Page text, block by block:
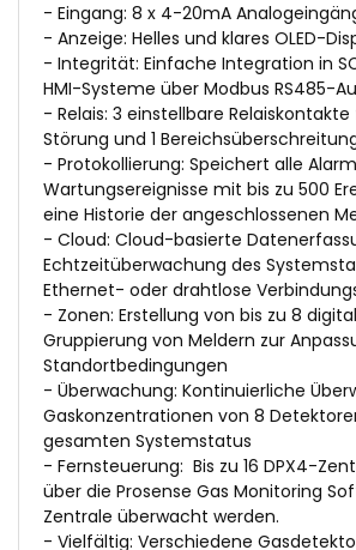
- Eingang: 8 x 4-20mA
- Anzeige: Helles und klares OLED-
- Integrität: Einfache Integration in
HMI-Systeme über Modbus RS485-
- Relais: 3 einstellbare Relaiskontakte
Störung und 1
- Protokollierung: Speichert alle
Wartungsereignisse mit bis zu 500
eine Historie der angeschlossenen
- Cloud: Cloud-basierte
Echtzeitüberwachung des
Ethernet- oder drahtlose
- Zonen: Erstellung von bis zu 8
Gruppierung von Meldern zur
Standortbedingungen
- Überwachung: Kontinuierliche
Gaskonzentrationen von 8
gesamten Systemstatus
- Fernsteuerung: Bis zu 16 DPX4-
über die Prosense Gas Monitoring
Zentrale überwacht werden.
- Vielfältig: Verschiedene